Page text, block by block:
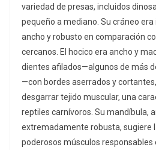
variedad de presas, incluidos
pequeño a mediano. Su cráneo
ancho y robusto en comparación
cercanos. El hocico era ancho y
dientes afilados—algunos de más
—con bordes aserrados y
desgarrar tejido muscular, una
reptiles carnívoros. Su mandíbula,
extremadamente robusta, sugiere
poderosos músculos responsables